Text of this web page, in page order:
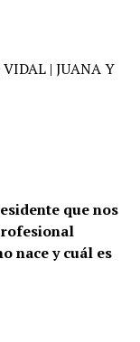
| JUANA Y
que nos
nace y cuál es